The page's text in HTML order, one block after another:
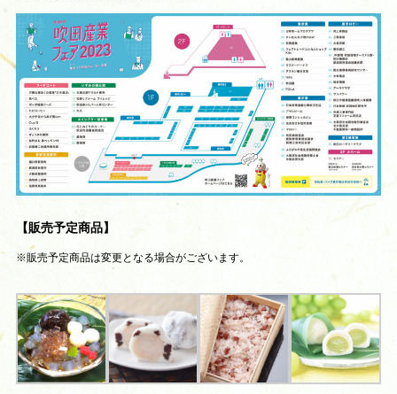
【販売予定商品】
※販売予定商品は変更となる場合がございます。